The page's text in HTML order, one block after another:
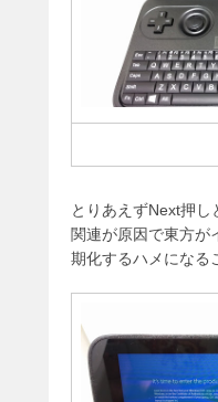
とりあえずNext押
関連が原因で東方が
期化するハメになる